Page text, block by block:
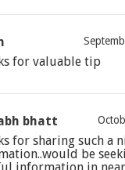
for valuable tip
bhatt
for sharing such a
be
information in near